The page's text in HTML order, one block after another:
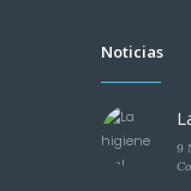
Noticias
9